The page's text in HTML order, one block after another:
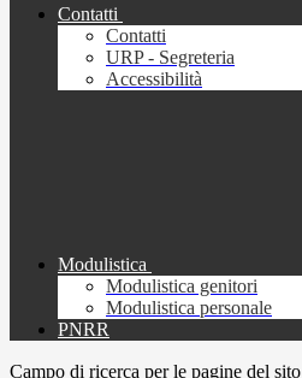
Contatti
Contatti
URP - Segreteria
Accessibilità
Modulistica
Modulistica genitori
Modulistica personale
PNRR
Campo di ricerca per le pagine del sito